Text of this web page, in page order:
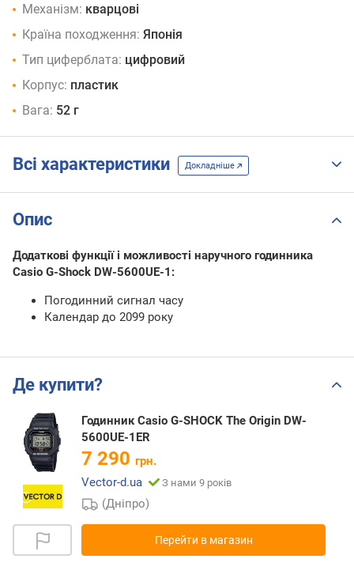
Механізм: кварцові
Країна походження: Японія
Тип циферблата: цифровий
Корпус: пластик
Вага: 52 г
Всі характеристики Докладніше
Опис
Додаткові функції і можливості наручного годинника
Casio G-Shock DW-5600UE-1:
Погодинний сигнал часу
Календар до 2099 року
Де купити?
Годинник Casio G-SHOCK The Origin DW-
5600UE-1ER
7 290 грн.
Vector-d.ua
З нами 9 років
(Дніпро)
Перейти в магазин